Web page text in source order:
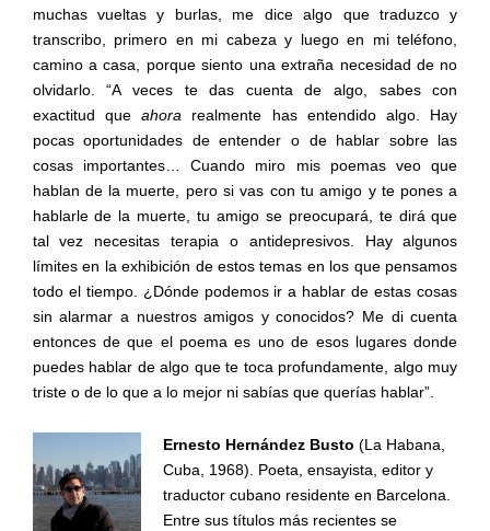
muchas vueltas y burlas, me dice algo que traduzco y
transcribo, primero en mi cabeza y luego en mi teléfono,
camino a casa, porque siento una extraña necesidad de no
olvidarlo. “A veces te das cuenta de algo, sabes con
exactitud queahora realmente has entendido algo. Hay
pocas oportunidades de entender o de hablar sobre las
cosas importantes… Cuando miro mis poemas veo que
hablan de la muerte, pero si vas con tu amigo y te pones a
hablarle de la muerte, tu amigo se preocupará, te dirá que
tal vez necesitas terapia o antidepresivos. Hay algunos
límites en la exhibición de estos temas en los que pensamos
todo el tiempo. ¿Dónde podemos ir a hablar de estas cosas
sin alarmar a nuestros amigos y conocidos? Me di cuenta
entonces de que el poema es uno de esos lugares donde
puedes hablar de algo que te toca profundamente, algo muy
triste o de lo que a lo mejor ni sabías que querías hablar”.
Ernesto Hernández Busto (La Habana,
Cuba, 1968). Poeta, ensayista, editor y
traductor cubano residente en Barcelona.
Entre sus títulos más recientes se